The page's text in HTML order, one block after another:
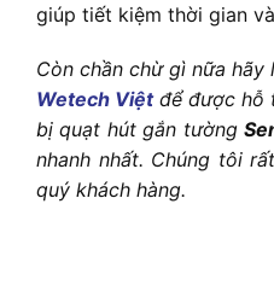
giúp tiết kiệm thời gian
Còn chần chừ gì nữa
Wetech Việtđể được hỗ
bị quạt hút gắn tường
nhanh nhất. Chúng tôi
quý khách hàng.